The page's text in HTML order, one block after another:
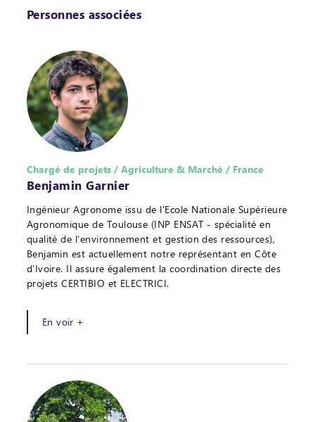
Personnes associées
Chargé de projets / Agriculture & Marché / France
Benjamin Garnier
Ingénieur Agronome issu de l'Ecole Nationale Supérieure
Agronomique de Toulouse (INP ENSAT - spécialité en
qualité de l’environnement et gestion des ressources),
Benjamin est actuellement notre représentant en Côte
d'Ivoire. Il assure également la coordination directe des
projets CERTIBIO et ELECTRICI.
En voir +